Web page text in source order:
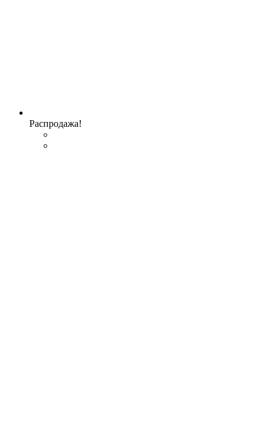
Распродажа!